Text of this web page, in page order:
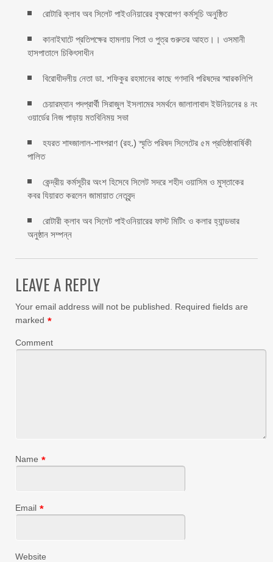
রোটারি ক্লাব অব সিলেট পাইওনিয়ারের বৃক্ষরোপণ কর্মসূচি অনুষ্ঠিত
কানাইঘাটে প্রতিপক্ষের হামলায় পিতা ও পুত্র গুরুতর আহত।। ওসমানী
হাসপাতালে চিকিৎসাধীন
বিরোধীদলীয় নেতা ডা. শফিকুর রহমানের কাছে গণদাবি পরিষদের স্মারকলিপি ‎
চেয়ারম্যান পদপ্রার্থী সিরাজুল ইসলামের সমর্থনে জালালাবাদ ইউনিয়নের ৪ নং
ওয়ার্ডের নিজ পাড়ায় মতবিনিময় সভা
হযরত শাহ্জালাল-শাহ্পরাণ (রহ.) স্মৃতি পরিষদ সিলেটের ৫ম প্রতিষ্ঠাবার্ষিকী
পালিত ‎​
কেন্দ্রীয় কর্মসূচীর অংশ হিসেবে সিলেট সদরে শহীদ ওয়াসিম ও মুস্তাকের
কবর যিয়ারত করলেন জামায়াত নেতৃবৃন্দ ‎
রোটারী ক্লাব অব সিলেট পাইওনিয়ারের ফাস্ট মিটিং ও কলার হ্যান্ডভার
অনুষ্ঠান সম্পন্ন
LEAVE A REPLY
Your email address will not be published.
Required fields are
marked *
Comment
Name *
Email *
Website